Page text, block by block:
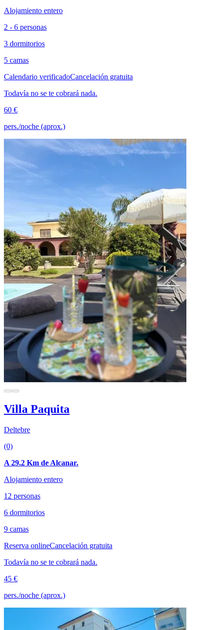
Alojamiento entero
2 - 6 personas
3 dormitorios
5 camas
Calendario verificadoCancelación gratuita
Todavía no se te cobrará nada.
60 €
pers./noche (aprox.)
Villa Paquita
Deltebre
(0)
A 29.2 Km de Alcanar.
Alojamiento entero
12 personas
6 dormitorios
9 camas
Reserva onlineCancelación gratuita
Todavía no se te cobrará nada.
45 €
pers./noche (aprox.)